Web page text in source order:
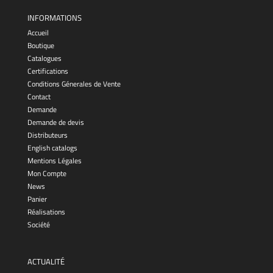
INFORMATIONS
Accueil
Boutique
Catalogues
Certifications
Conditions Génerales de Vente
Contact
Demande
Demande de devis
Distributeurs
English catalogs
Mentions Légales
Mon Compte
News
Panier
Réalisations
Société
ACTUALITÉ